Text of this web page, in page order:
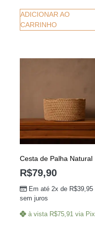
ADICIONAR AO
CARRINHO
Cesta de Palha Natural
R$79,90
Em até 2x de R$39,95
sem juros
à vista R$75,91 via Pix